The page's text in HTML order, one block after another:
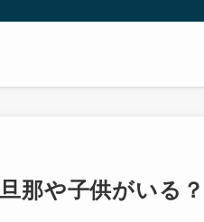
那や子供がいる